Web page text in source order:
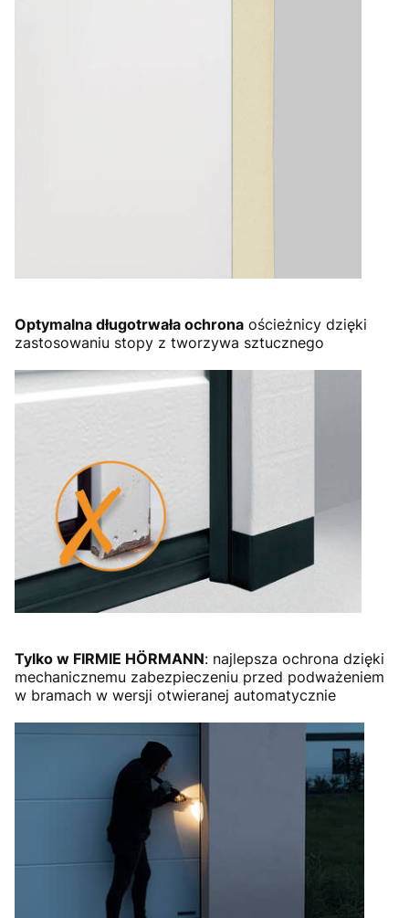
Optymalna długotrwała ochrona ościeżnicy dzięki
zastosowaniu stopy z tworzywa sztucznego
Tylko w FIRMIE HÖRMANN: najlepsza ochrona dzięki
mechanicznemu zabezpieczeniu przed podważeniem
w bramach w wersji otwieranej automatycznie